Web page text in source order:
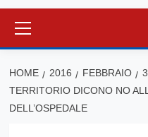
principale
HOME 2016 FEBBRAIO 3
TERRITORIO DICONO NO
DELL’OSPEDALE